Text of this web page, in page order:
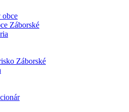
obce
Záborské
Záborské